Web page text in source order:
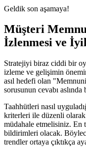
Geldik son aşamaya!
Müşteri
İzlenmesi ve
Stratejiyi biraz ciddi bir
izleme ve gelişimin
asıl hedefi olan
sorusunun cevabı aslında
Taahhütleri nasıl
kriterleri ile düzenli
müdahale etmelisiniz. En
bildirimleri olacak.
trendler ortaya çıktıkça